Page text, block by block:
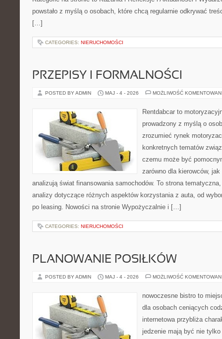
powstało z myślą o osobach, które chcą regularnie odkrywać
[…]
CATEGORIES: NIERUCHOMOŚCI
PRZEPISY I FORMALNOŚCI
POSTED BY ADMIN MAJ - 4 - 2026 MOŻLIWOŚĆ
Rentdabcar to
prowadzony z myślą o
zrozumieć rynek
konkretnych tematów
czemu może być
zarówno dla kierowców,
analizują świat finansowania samochodów. To strona
analizy dotyczące różnych aspektów korzystania z auta, od
po leasing. Nowości na stronie Wypożyczalnie i […]
CATEGORIES: NIERUCHOMOŚCI
PLANOWANIE POSIŁKÓW
POSTED BY ADMIN MAJ - 4 - 2026 MOŻLIWOŚĆ
nowoczesne bistro to
dla osobach ceniących
internetowa przybliża
jedzenie mają być nie